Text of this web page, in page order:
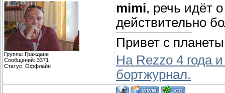
Группа: Граждане
Сообщений: 3371
Статус: Оффлайн
mimi, речь идёт
действительно
Привет с
На Rezzo 4 года
бортжурнал.